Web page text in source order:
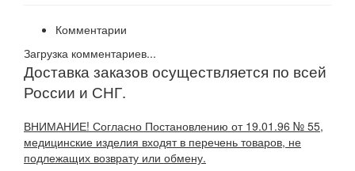
Комментарии
Загрузка комментариев...
Доставка заказов осуществляется по всей
России и СНГ.
ВНИМАНИЕ! Согласно Постановлению от 19.01.96 № 55,
медицинские изделия входят в перечень товаров, не
подлежащих возврату или обмену.